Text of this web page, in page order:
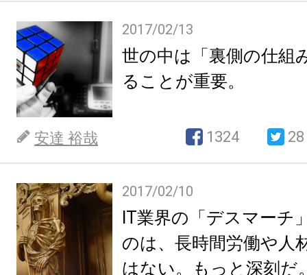
2017/02/13
世の中は「裏側の仕組
ることが重要。
安達 裕哉 1324 28
2017/02/10
IT業界の「デスマーチ
のは、長時間労働や人
はない。もっと深刻だ